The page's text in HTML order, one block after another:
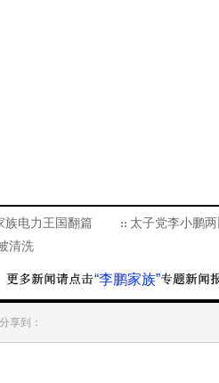
族电力王国翻篇
太子党李小鹏
清洗
“李鹏家族”
分享到：